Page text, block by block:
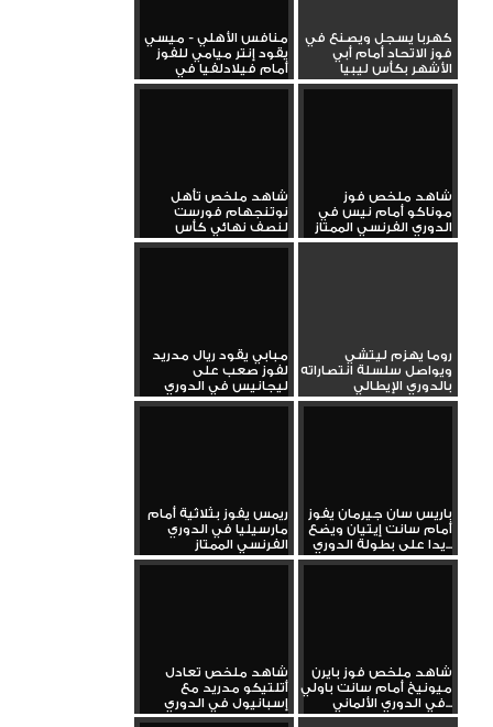
كهربا يسجل ويصنع في
فوز الاتحاد أمام أبي
الأشهر بكأس ليبيا
منافس الأهلي - ميسي
يقود إنتر ميامي للفوز
أمام فيلادلفيا في
الدوري...
شاهد ملخص فوز
موناكو أمام نيس في
الدوري الفرنسي الممتاز
شاهد ملخص تأهل
نوتنجهام فورست
لنصف نهائي كأس
الاتحاد الإنجليزي...
روما يهزم ليتشي
ويواصل سلسلة انتصاراته
بالدوري الإيطالي
مبابي يقود ريال مدريد
لفوز صعب على
ليجانيس في الدوري
باريس سان جيرمان يفوز
أمام سانت إيتيان ويضع
يدا على بطولة الدوري...
ريمس يفوز بثلاثية أمام
مارسيليا في الدوري
الفرنسي الممتاز
شاهد ملخص فوز بايرن
ميونيخ أمام سانت باولي
في الدوري الألماني...
شاهد ملخص تعادل
أتلتيكو مدريد مع
إسبانيول في الدوري
الإسباني...